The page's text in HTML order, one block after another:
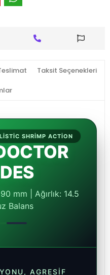
Taksit Seçenekleri
SHRIMP ACTION
mm | Ağırlık: 14.5
Balans
AGRESIF